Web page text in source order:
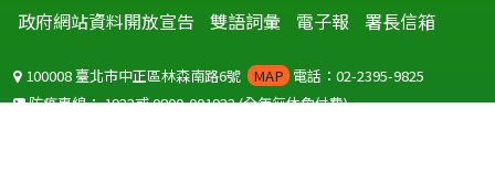
政府網站資料開放宣告
雙語詞彙 電子報 署長信箱
100008 臺北市中正區林森南路6號 MAP 電話：02-2395-9825
防疫專線：1922或0800-001922(全年無休免付費)